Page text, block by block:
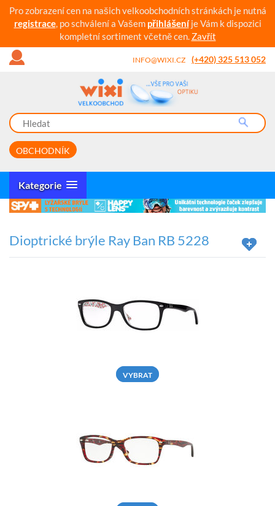
Pro zobrazení cen na našich velkoobchodních stránkách je nutná
registrace, po schválení a Vašem přihlášeníje Vám k dispozici
kompletní sortiment včetně cen. Zavřít
INFO@WIXI.CZ (+420) 325 513 052
OBCHODNÍK
Kategorie
Dioptrické brýle Ray Ban RB 5228
VYBRAT